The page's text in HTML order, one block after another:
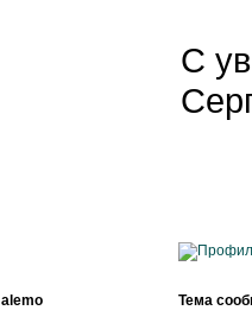
С
alemo Тема